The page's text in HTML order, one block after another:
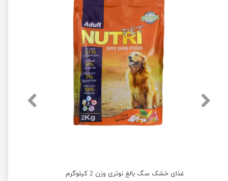
غذای خشک سگ بالغ نوتری وزن 2 کیلوگرم